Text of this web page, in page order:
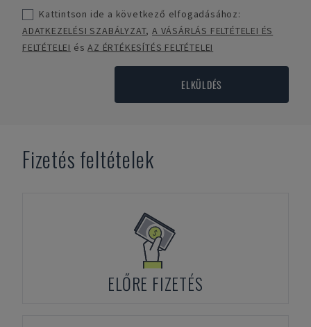
Kattintson ide a következő elfogadásához:
ADATKEZELÉSI SZABÁLYZAT,A VÁSÁRLÁS FELTÉTELEI ÉS
FELTÉTELEI ésAZ ÉRTÉKESÍTÉS FELTÉTELEI
ELKÜLDÉS
Fizetés feltételek
ELŐRE FIZETÉS